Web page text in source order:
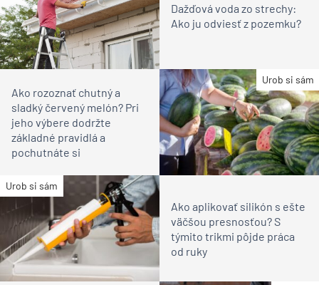
Dažďová voda zo strechy:
Ako ju odviesť z pozemku?
Urob si sám
Ako rozoznať chutný a
sladký červený melón? Pri
jeho výbere dodržte
základné pravidlá a
pochutnáte si
Urob si sám
Ako aplikovať silikón s ešte
väčšou presnosťou? S
týmito trikmi pôjde práca
od ruky